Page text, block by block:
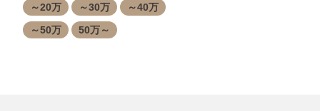
～20万
～30万
～40万
～50万
50万～